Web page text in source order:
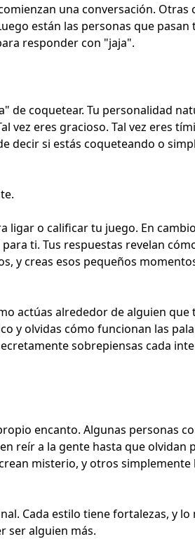
una conversación. Otras
están las personas que pasan
responder con "jaja".
de coquetear. Tu personalidad
vez eres gracioso. Tal vez eres
decir si estás coqueteando o
ligar o calificar tu juego. En
ti. Tus respuestas revelan
, y creas esos pequeños
actúas alrededor dealguien que
y olvidas cómo funcionan las
sobrepiensas cada
encanto. Algunas personas
reír a la gente hasta que olvidan
misterio, y otros simplemente
Cada estilo tiene fortalezas, y lo
ser alguien más.